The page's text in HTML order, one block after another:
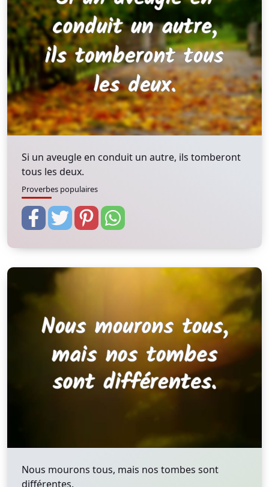
Si un aveugle en conduit un autre, ils tomberont
tous les deux.
Proverbes populaires
Nous mourons tous, mais nos tombes sont
différentes.